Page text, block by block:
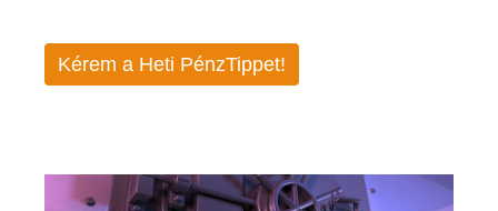
Kérem a Heti PénzTippet!